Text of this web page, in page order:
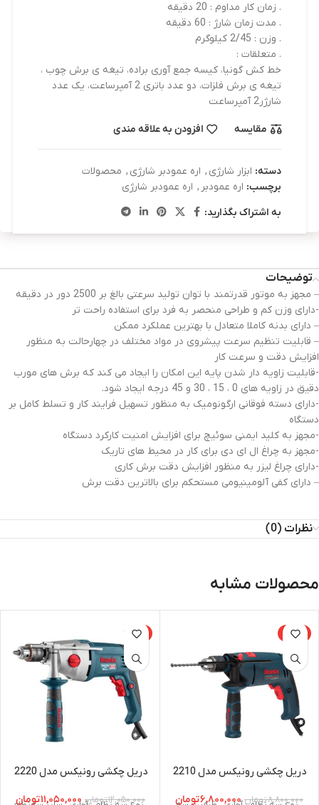
. زمان کار مداوم : 20 دقیقه
. مدت زمان شارژ : 60 دقیقه
. وزن : 2/45 کیلوگرم
. متعلقات :
خط کش گونیا، کیسه جمع آوری براده، تیغه ی برش چوب ،
تیغه ی برش فلزات، دو عدد باتری 2 آمپرساعت، یک عدد
شارژر2 آمپرساعت
مقایسه افزودن به علاقه مندی
دسته: ابزار شارژی , اره عمودبر شارژی , محصولات
برچسب: اره عمودبر , اره عمودبر شارژی
به اشتراک بگذارید:
توضیحات
– مجهز به موتور قدرتمند با توان تولید سرعتی بالغ بر 2500 دور در دقیقه
-دارای وزن کم و طراحی منحصر به فرد برای استفاده راحت تر
– دارای بدنه کاملا متعادل با بهترین عملکرد ممکن
– قابلیت تنظیم سرعت پیشروی در مواد مختلف در چهارحالت به منظور
افزایش دقت و سرعت کار
-قابلیت زاویه دار شدن پایه این امکان را ایجاد می کند که برش های مورب
دقیق در زاویه های 0 ، 15 ، 30 و 45 درجه ایجاد شود.
-دارای دسته فوقانی ارگونومیک به منظور تسهیل فرایند کار و تسلط کامل بر
دستگاه
-مجهز به کلید ایمنی سوئیچ برای افزایش امنیت کارکرد دستگاه
-مجهز به چراغ ال ای دی برای کار در محیط های تاریک
-دارای چراغ لیزر به منظور افزایش دقت برش کاری
– دارای کفی آلومینیومی مستحکم برای بالاترین دقت برش
نظرات (0)
محصولات مشابه
-23%
دریل چکشی رونیکس مدل 2210
۸,۸۰۰,۰۰۰تومان ۶,۸۰۰,۰۰۰تومان
-8%
دریل چکشی رونیکس مدل 2220
۱۲,۰۵۰,۰۰۰تومان ۱۱,۰۵۰,۰۰۰تومان